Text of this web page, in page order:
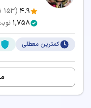
4.9
(
153
1,758
کمترین معطلی